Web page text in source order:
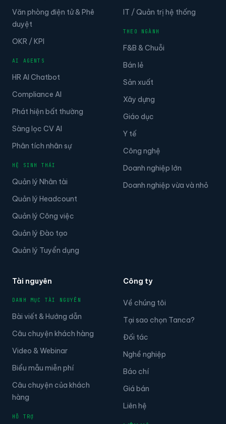
Văn phòng điện tử & Phê
duyệt
OKR / KPI
AI AGENTS
HR AI Chatbot
Compliance AI
Phát hiện bất thường
Sàng lọc CV AI
Phân tích nhân sự
HỆ SINH THÁI
Quản lý Nhân tài
Quản lý Headcount
Quản lý Công việc
Quản lý Đào tạo
Quản lý Tuyển dụng
IT / Quản trị hệ thống
THEO NGÀNH
F&B & Chuỗi
Bán lẻ
Sản xuất
Xây dựng
Giáo dục
Y tế
Công nghệ
Doanh nghiệp lớn
Doanh nghiệp vừa và nhỏ
Tài nguyên
DANH MỤC TÀI NGUYÊN
Bài viết & Hướng dẫn
Câu chuyện khách hàng
Video & Webinar
Biểu mẫu miễn phí
Câu chuyện của khách
hàng
HỖ TRỢ
Công ty
Về chúng tôi
Tại sao chọn Tanca?
Đối tác
Nghề nghiệp
Báo chí
Giá bán
Liên hệ